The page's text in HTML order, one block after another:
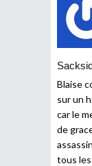
Blaise
sur un
car le
de
tous les